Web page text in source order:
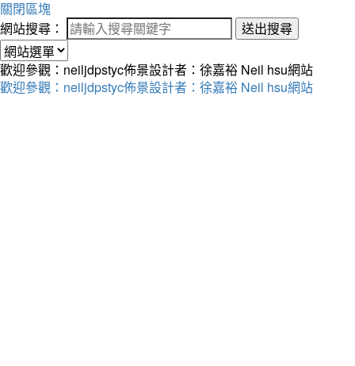
關閉區塊
網站搜尋：
送出搜尋
歡迎參觀：neiljdpstyc佈景設計者：徐嘉裕 Neil hsu網站
歡迎參觀：neiljdpstyc佈景設計者：徐嘉裕 Neil hsu網站